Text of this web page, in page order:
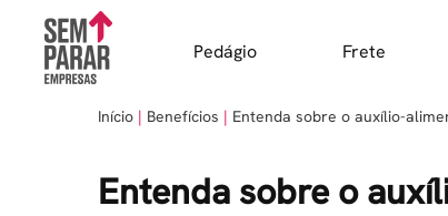
content
Pedágio Frete
Início Benefícios Entenda sobre o auxílio-
Entenda sobre o